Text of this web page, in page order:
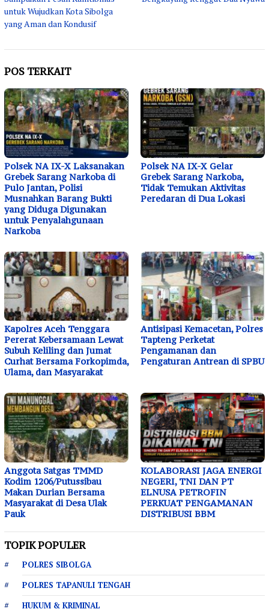
untuk Wujudkan Kota Sibolga
yang Aman dan Kondusif
POS TERKAIT
Polsek NA IX-X Laksanakan
Grebek Sarang Narkoba di
Pulo Jantan, Polisi
Musnahkan Barang Bukti
yang Diduga Digunakan
untuk Penyalahgunaan
Narkoba
Polsek NA IX-X Gelar
Grebek Sarang Narkoba,
Tidak Temukan Aktivitas
Peredaran di Dua Lokasi
Kapolres Aceh Tenggara
Pererat Kebersamaan Lewat
Subuh Keliling dan Jumat
Curhat Bersama Forkopimda,
Ulama, dan Masyarakat
Antisipasi Kemacetan, Polres
Tapteng Perketat
Pengamanan dan
Pengaturan Antrean di SPBU
Anggota Satgas TMMD
Kodim 1206/Putussibau
Makan Durian Bersama
Masyarakat di Desa Ulak
Pauk
KOLABORASI JAGA ENERGI
NEGERI, TNI DAN PT
ELNUSA PETROFIN
PERKUAT PENGAMANAN
DISTRIBUSI BBM
TOPIK POPULER
POLRES SIBOLGA
POLRES TAPANULI TENGAH
HUKUM & KRIMINAL